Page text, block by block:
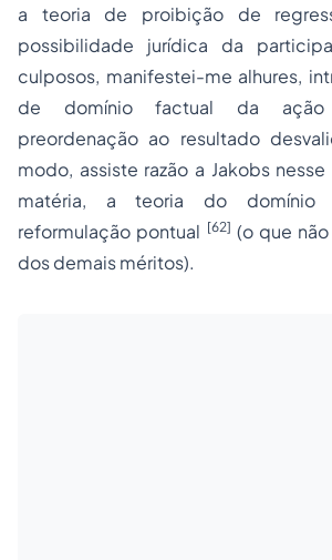
a teoria de proibição de
possibilidade jurídica da
culposos, manifestei-me alhures,
de domínio factual da ação
preordenação ao resultado
modo, assiste razão a Jakobs
matéria, a teoria do
reformulação pontual [62] (o que
dos demais méritos).